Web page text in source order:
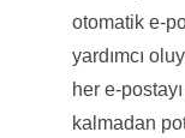
otomatik e-
yardımcı
her e-
kalmadan